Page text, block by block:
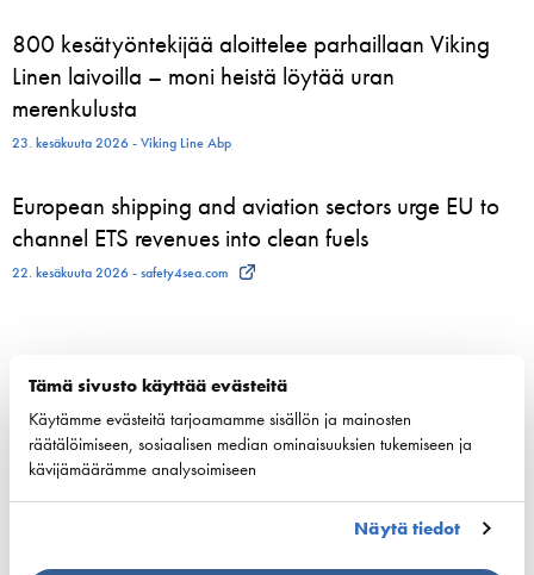
Tämä sivusto käyttää evästeitä
Käytämme evästeitä tarjoamamme sisällön ja mainosten
räätälöimiseen, sosiaalisen median ominaisuuksien tukemiseen ja
kävijämäärämme analysoimiseen
Näytä tiedot
800 kesätyöntekijää aloittelee parhaillaan Viking
Linen laivoilla – moni heistä löytää uran
merenkulusta
23. kesäkuuta 2026 - Viking Line Abp
European shipping and aviation sectors urge EU to
channel ETS revenues into clean fuels
22. kesäkuuta 2026 - safety4sea.com
Kilpailukyky
Kansallinen merenkulku­politiikka
EU:n merenkulku­politiikka
Merenkulun avainluvut